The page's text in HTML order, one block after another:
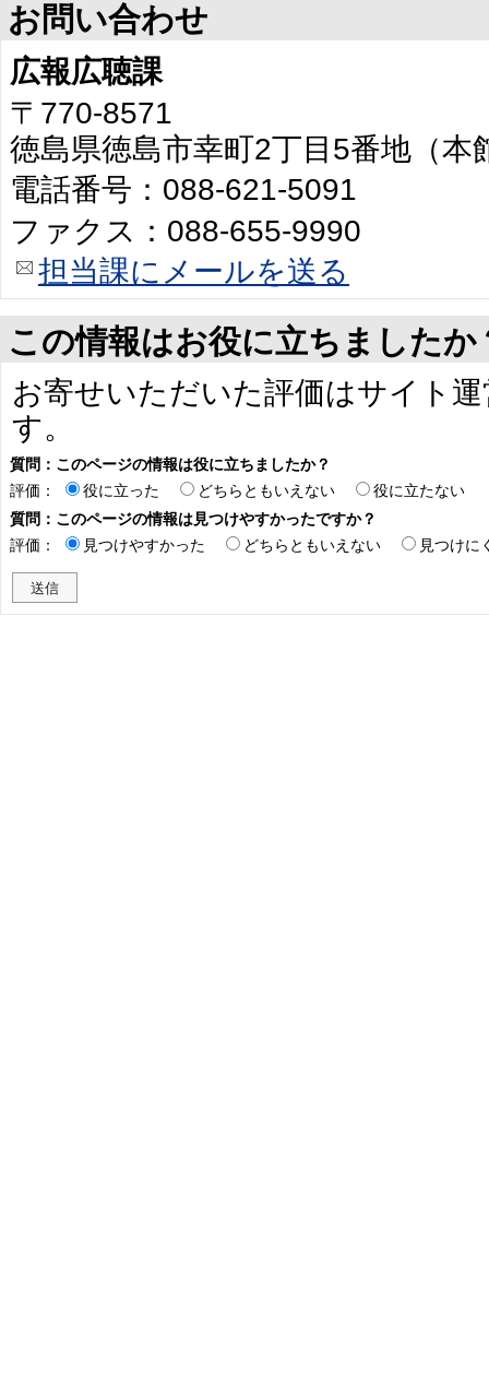
お問い合わせ
広報広聴課
〒770-8571
徳島県徳島市幸町2丁目5番地（本
電話番号：088-621-5091
ファクス：088-655-9990
担当課にメールを送る
この情報はお役に立ちましたか
お寄せいただいた評価はサイト
す。
質問：このページの情報は役に立ちましたか？
評価：
役に立った どちらともいえない
役に立たない
質問：このページの情報は見つけやすかったですか？
評価：
見つけやすかった どちらともいえない 見つけに